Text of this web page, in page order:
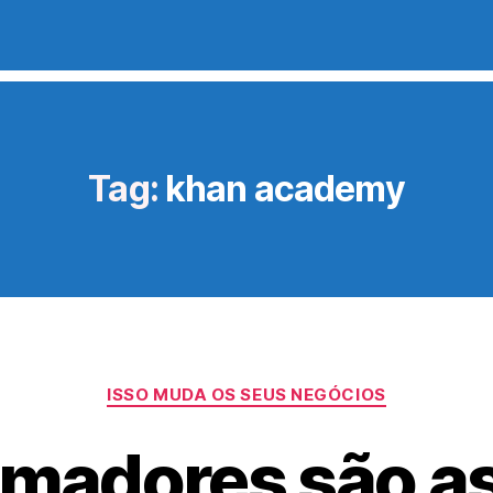
Tag: khan academy
Categorias
ISSO MUDA OS SEUS NEGÓCIOS